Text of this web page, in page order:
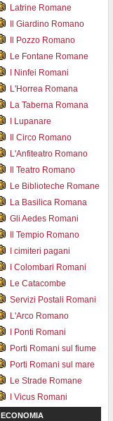
Latrine Romane
Il Giardino Romano
Il Pozzo Romano
Le Fontane Romane
I Ninfei Romani
L'Horrea Romana
La Taberna Romana
I Lupanare
Il Circo Romano
L'Anfiteatro Romano
Il Teatro Romano
Le Biblioteche Romane
La Basilica Romana
Gli Aedes Romani
Il Tempio Romano
I cimiteri pagani
I Colombari Romani
Le Catacombe
Servizi Postali Romani
L'Arco Romano
I Ponti Romani
Porti Romani sul fiume
Porti Romani sul mare
Le Strade Romane
I Vicus Romani
ECONOMIA